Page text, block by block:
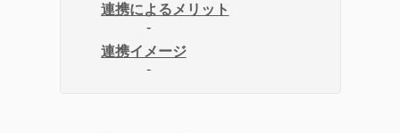
連携によるメリット
連携イメージ